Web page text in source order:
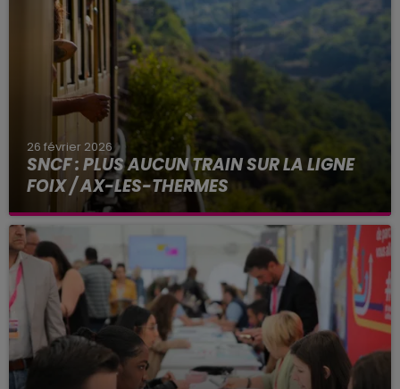
26 février 2026
SNCF : PLUS AUCUN TRAIN SUR LA LIGNE
FOIX / AX-LES-THERMES
Fermé à la circulation depuis le 18 février, le
tronçon reliant Foix à Ax-les-Thermes (Ariège)
ne rouvrira pas avant plusieurs mois, selon SNCF
Réseau...